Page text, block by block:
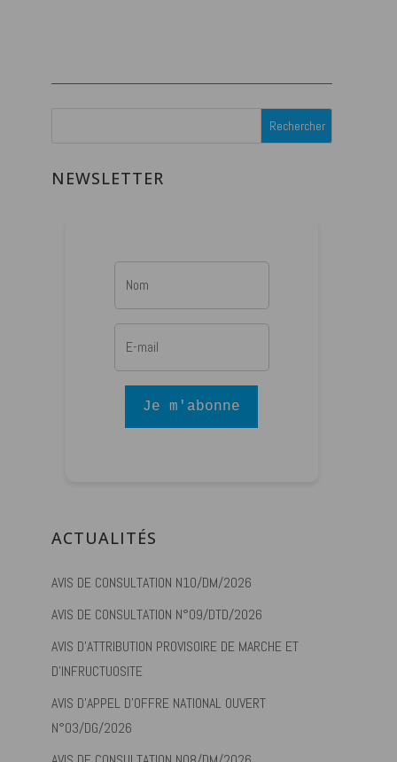
NEWSLETTER
Je m'abonne
ACTUALITÉS
AVIS DE CONSULTATION N10/DM/2026
AVIS DE CONSULTATION N°09/DTD/2026
AVIS D’ATTRIBUTION PROVISOIRE DE MARCHE ET
D’INFRUCTUOSITE
AVIS D’APPEL D’OFFRE NATIONAL OUVERT
N°03/DG/2026